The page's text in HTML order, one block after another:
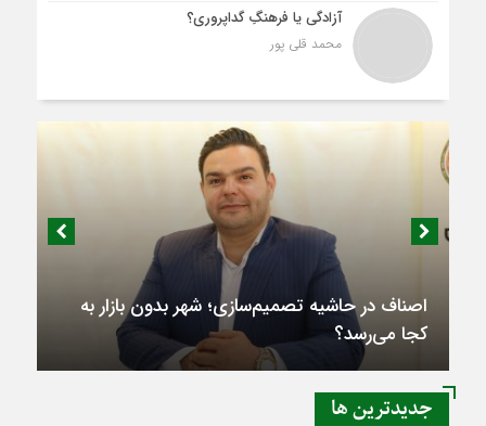
آزادگی یا فرهنگِ گداپروری؟
محمد قلی پور
اصناف در حاشیه تصمیم‌سازی؛ شهر بدون بازار به
کجا می‌رسد؟
جديدترين ها